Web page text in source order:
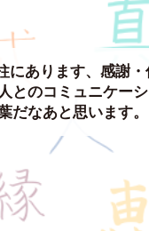
にあります、感謝
とのコミュニケー
だなあと思います。